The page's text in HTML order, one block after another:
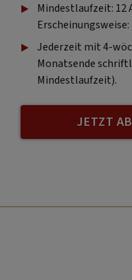
Mindestlaufzeit: 12
Jederzeit mit 4-
Monatsende
Mindestlaufzeit).
JETZT